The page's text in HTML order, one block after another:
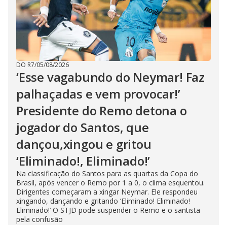
DO R7/05/08/2026
‘Esse vagabundo do Neymar! Faz
palhaçadas e vem provocar!’
Presidente do Remo detona o
jogador do Santos, que
dançou,xingou e gritou
‘Eliminado!, Eliminado!’
Na classificação do Santos para as quartas da Copa do
Brasil, após vencer o Remo por 1 a 0, o clima esquentou.
Dirigentes começaram a xingar Neymar. Ele respondeu
xingando, dançando e gritando ‘Eliminado! Eliminado!
Eliminado!’ O STJD pode suspender o Remo e o santista
pela confusão